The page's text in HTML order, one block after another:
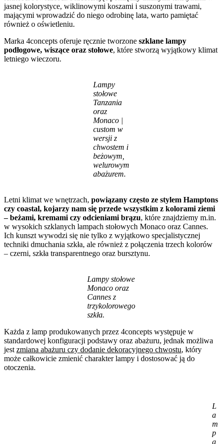
jasnej kolorystyce, wiklinowymi koszami i suszonymi trawami,
mającymi wprowadzić do niego odrobinę lata, warto pamiętać
również o oświetleniu.
Marka 4concepts oferuje ręcznie tworzone szklane lampy
podłogowe, wiszące oraz stołowe, które stworzą wyjątkowy klimat
letniego wieczoru.
Lampy
stołowe
Tanzania
oraz
Monaco |
custom w
wersji z
chwostem i
beżowym,
welurowym
abażurem.
Letni klimat we wnętrzach, powiązany często ze stylem Hamptons
czy coastal, kojarzy nam się przede wszystkim z kolorami ziemi
– beżami, kremami czy odcieniami brązu, które znajdziemy m.in.
w wysokich szklanych lampach stołowych Monaco oraz Cannes.
Ich kunszt wywodzi się nie tylko z wyjątkowo specjalistycznej
techniki dmuchania szkła, ale również z połączenia trzech kolorów
– czerni, szkła transparentnego oraz bursztynu.
Lampy stołowe
Monaco oraz
Cannes z
trzykolorowego
szkła.
Każda z lamp produkowanych przez 4concepts występuje w
standardowej konfiguracji podstawy oraz abażuru, jednak możliwa
jest zmiana abażuru czy dodanie dekoracyjnego chwostu, który
może całkowicie zmienić charakter lampy i dostosować ją do
otoczenia.
L
a
m
p
a